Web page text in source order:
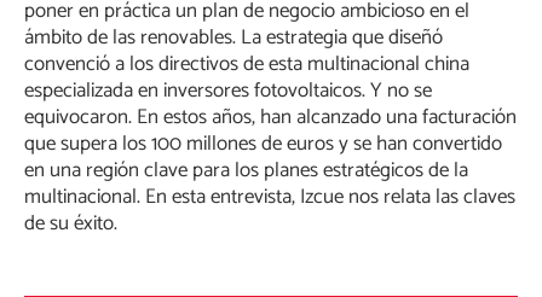
poner en práctica un plan de negocio ambicioso en el
ámbito de las renovables. La estrategia que diseñó
convenció a los directivos de esta multinacional china
especializada en inversores fotovoltaicos. Y no se
equivocaron. En estos años, han alcanzado una facturación
que supera los 100 millones de euros y se han convertido
en una región clave para los planes estratégicos de la
multinacional. En esta entrevista, Izcue nos relata las claves
de su éxito.